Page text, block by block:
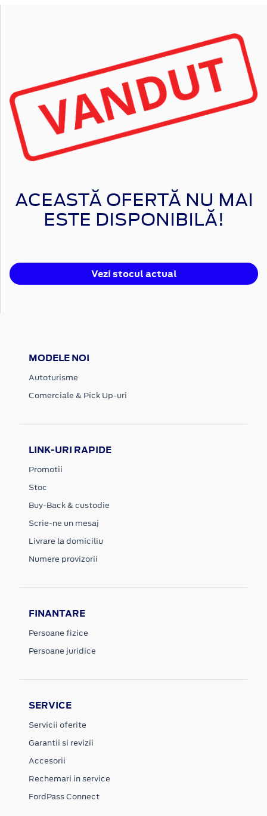
ACEASTĂ OFERTĂ NU MAI
ESTE DISPONIBILĂ!
Vezi stocul actual
MODELE NOI
Autoturisme
Comerciale & Pick Up-uri
LINK-URI RAPIDE
Promotii
Stoc
Buy-Back & custodie
Scrie-ne un mesaj
Livrare la domiciliu
Numere provizorii
FINANTARE
Persoane fizice
Persoane juridice
SERVICE
Servicii oferite
Garantii si revizii
Accesorii
Rechemari in service
FordPass Connect